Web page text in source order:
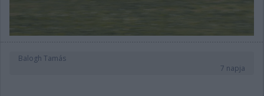
Balogh Tamás
7 napja